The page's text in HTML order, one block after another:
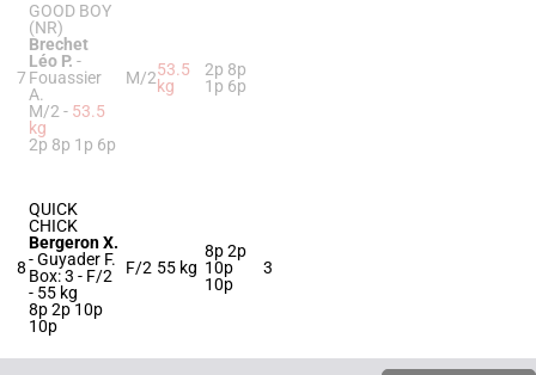
7
GOOD BOY
(NR)
Brechet
Léo P. -
Fouassier
A.
M/2 - 53.5
kg
2p 8p 1p 6p
M/253.5
kg
2p 8p
1p 6p
8
QUICK
CHICK
Bergeron X.
-Guyader F.
Box: 3 - F/2
- 55 kg
8p 2p 10p
10p
F/2 55 kg
8p 2p
10p
10p
3